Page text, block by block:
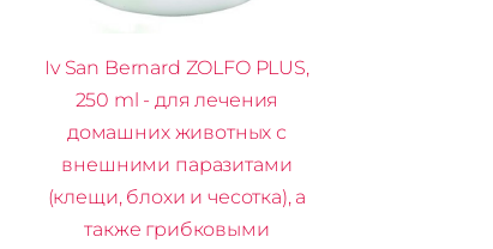
Iv San Bernard ZOLFO PLUS,
250 ml - для лечения
домашних животных с
внешними паразитами
(клещи, блохи и чесотка), а
также грибковыми